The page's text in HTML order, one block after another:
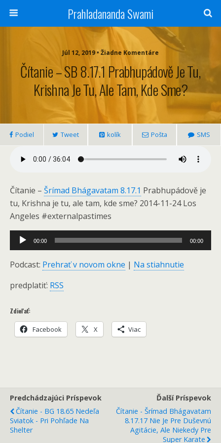
Prahladananda Swami
Júl 12, 2019 • Žiadne Komentáre
Čítanie – SB 8.17.1 Prabhupádově Je Tu,
Krishna Je Tu, Ale Tam, Kde Sme?
Podiel Tweet kolík Pošta SMS
Čítanie – Šrímad Bhágavatam 8.17.1 Prabhupádově je
tu, Krishna je tu, ale tam, kde sme? 2014-11-24 Los
Angeles #externalpastimes
Audio
Player
00:00 00:00
Podcast: Prehrať v novom okne | Na stiahnutie
predplatiť: RSS
Zdieľať:
Facebook X Viac
Predchádzajúci Príspevok
Čítanie - BG 18.65 Nedeľa
Sviatok - Pri Pohľade Na
Shelter
Ďalší Príspevok
Čítanie - Šrímad Bhágavatam
8.17.17 Nie Je Pre Duševnú
Agitácie, Ale Niekedy Pre
Super Karate